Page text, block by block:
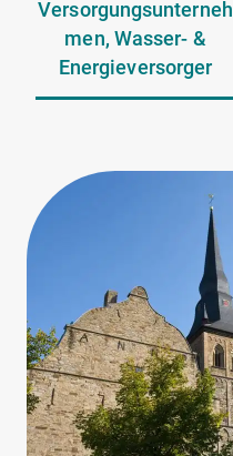
Versorgungsunterneh
men, Wasser- &
Energieversorger